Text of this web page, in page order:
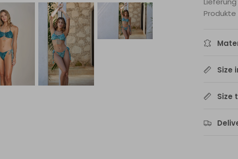
Produkte
Size
Size